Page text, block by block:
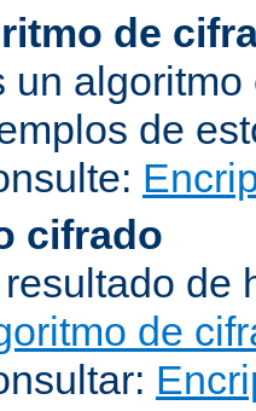
de
un
de
cifrado
de
de